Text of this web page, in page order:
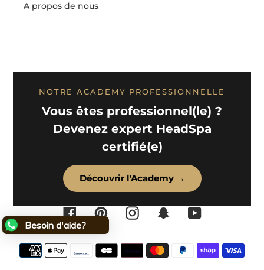
A propos de nous
NOTRE ACADEMY PROFESSIONNELLE
Vous êtes professionnel(le) ?
Devenez expert HeadSpa
certifié(e)
Découvrir l'Academy →
FacebookPinterestInstagramSnapchatYouTube
Moyens
de
Besoin d'aide?